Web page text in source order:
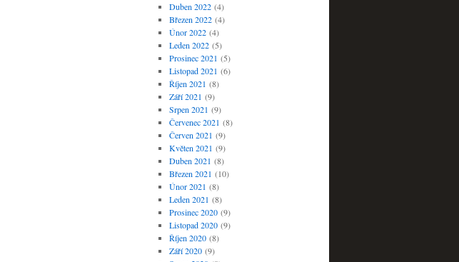
Duben 2022(4)
Březen 2022(4)
Únor 2022(4)
Leden 2022(5)
Prosinec 2021 (5)
Listopad 2021 (6)
Říjen 2021 (8)
Září 2021 (9)
Srpen 2021 (9)
Červenec 2021 (8)
Červen 2021 (9)
Květen 2021 (9)
Duben 2021 (8)
Březen 2021 (10)
Únor 2021 (8)
Leden 2021 (8)
Prosinec 2020(9)
Listopad 2020(9)
Říjen 2020(8)
Září 2020(9)